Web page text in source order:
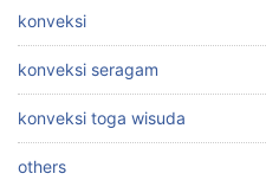
konveksi
konveksi seragam
konveksi toga wisuda
others